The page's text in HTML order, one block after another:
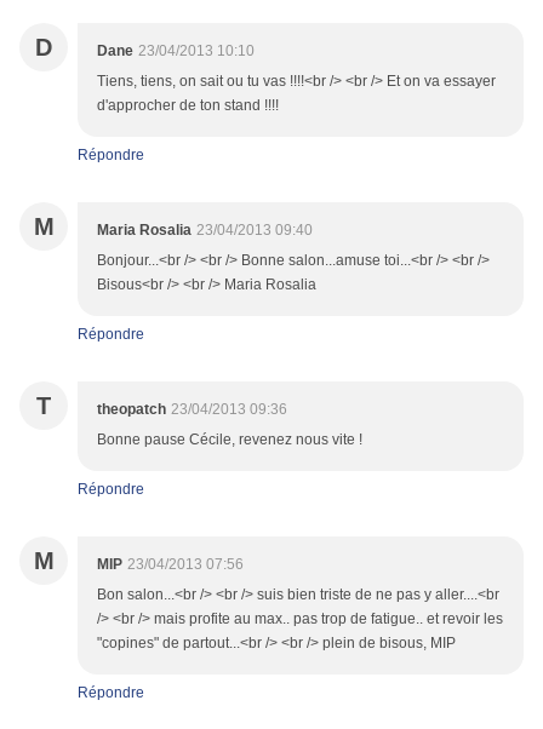
D Dane 23/04/2013 10:10
Tiens, tiens, on sait ou tu vas !!!!<br /> <br /> Et on va essayer
d'approcher de ton stand !!!!
Répondre
M Maria Rosalia 23/04/2013 09:40
Bonjour...<br /> <br /> Bonne salon...amuse toi...<br /> <br />
Bisous<br /> <br /> Maria Rosalia
Répondre
T theopatch 23/04/2013 09:36
Bonne pause Cécile, revenez nous vite !
Répondre
M MIP 23/04/2013 07:56
Bon salon...<br /> <br /> suis bien triste de ne pas y aller....<br
/> <br /> mais profite au max.. pas trop de fatigue.. et revoir les
"copines" de partout...<br /> <br /> plein de bisous, MIP
Répondre